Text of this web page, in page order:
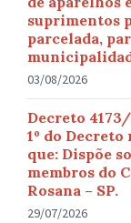
suprimentos
parcelada,
03/08/2026
Decreto
1º do
que: Dispõe
membros do
Rosana – SP.
29/07/2026